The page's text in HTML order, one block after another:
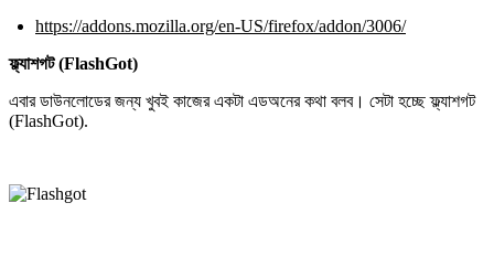
https://addons.mozilla.org/en-US/firefox/addon/3006/
ফ্ল্যাশগট (FlashGot)
এবার ডাউনলোডের জন্য খুবই কাজের একটা এডঅনের কথা বলব। সেটা হচ্ছে ফ্ল্যাশগট
(FlashGot).